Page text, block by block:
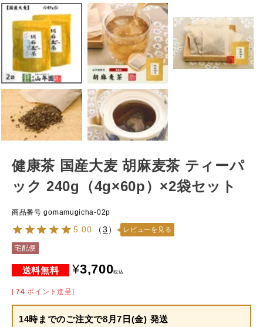
健康茶 国産大麦 胡麻麦茶 ティーパ
ック 240g（4g×60p）×2袋セット
商品番号 gomamugicha-02p
5.00 （3 ） レビューを見る
宅配便
¥3,700税込
[ 74 ポイント進呈]
14時までのご注文で8月7日(金) 発送